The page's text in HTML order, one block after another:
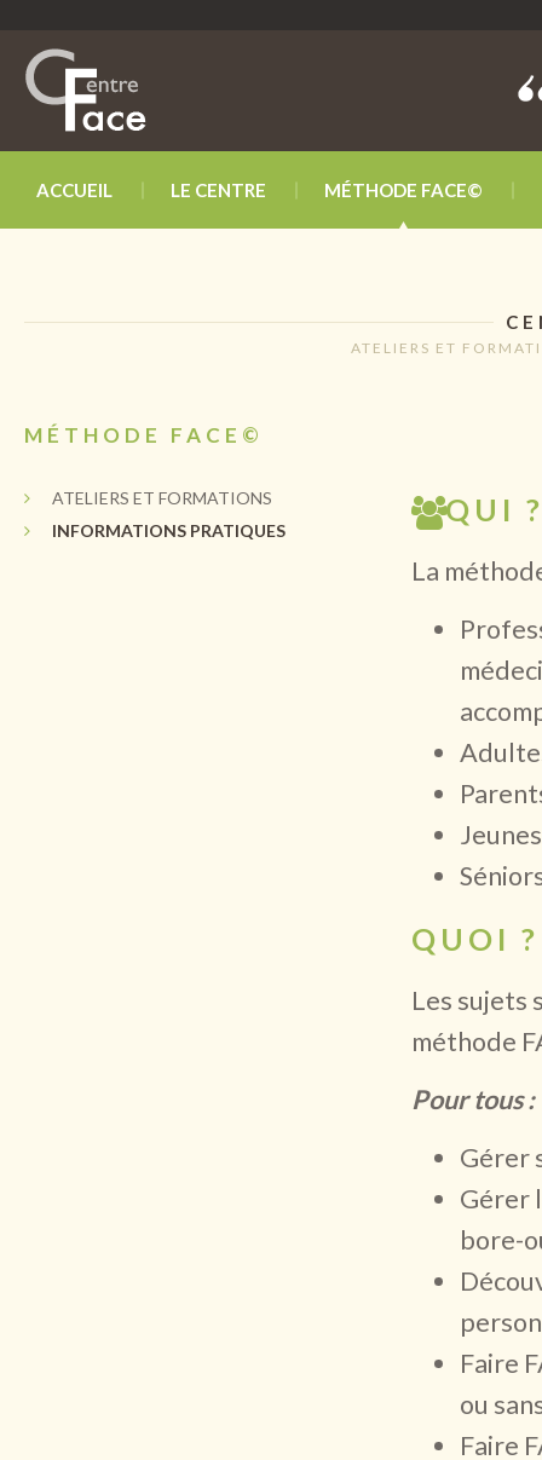
ACCUEIL LE CENTRE MÉTHODE FACE©
ATELIERS ET
MÉTHODE FACE©
ATELIERS ET FORMATIONS
INFORMATIONS PRATIQUES
QUI
La
Jeunes
QUOI ?
Les sujets
méthode
Pour tous :
Gérer
Gérer
bore-
Faire
ou
Faire